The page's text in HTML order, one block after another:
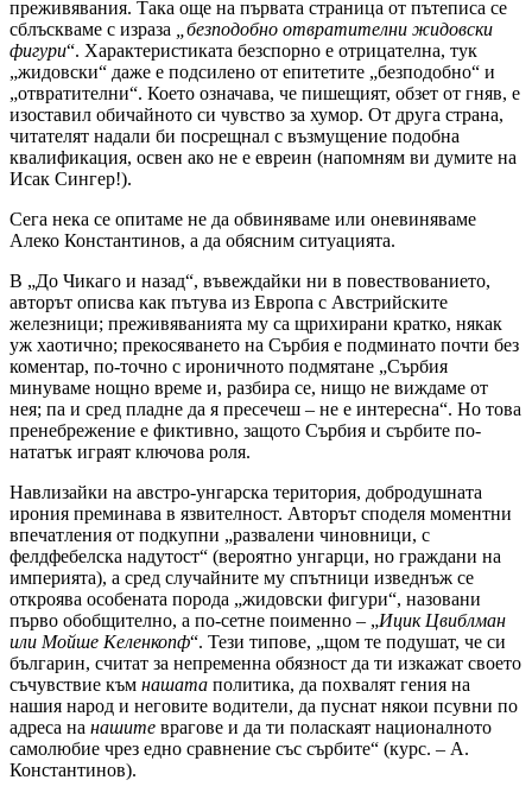
преживявания. Така още на първата страница от пътеписа се
сблъскваме с израза
„безподобно отвратителни жидовски
фигури“. Характеристиката безспорно е отрицателна, тук
„жидовски“ даже е подсилено от епитетите „безподобно“ и
„отвратителни“. Което означава, че пишещият, обзет от гняв, е
изоставил обичайното си чувство за хумор. От друга страна,
читателят надали би посрещнал с възмущение подобна
квалификация, освен ако не е евреин (напомням ви думите на
Исак Сингер!).
Сега нека се опитаме не да обвиняваме или оневиняваме
Алеко Константинов, а да обясним ситуацията.
В „До Чикаго и назад“, въвеждайки ни в повествованието,
авторът описва как пътува из Европа с Австрийските
железници; преживяванията му са щрихирани кратко, някак
уж хаотично; прекосяването на Сърбия е подминато почти без
коментар, по-точно с ироничното подмятане „Сърбия
минуваме нощно време и, разбира се, нищо не виждаме от
нея; па и сред пладне да я пресечеш – не е интересна“. Но това
пренебрежение е фиктивно, защото Сърбия и сърбите по-
нататък играят ключова роля.
Навлизайки на австро-унгарска територия, добродушната
ирония преминава в язвителност. Авторът споделя моментни
впечатления от подкупни „развалени чиновници, с
фелдфебелска надутост“ (вероятно унгарци, но граждани на
империята), а сред случайните му спътници изведнъж се
откроява особената порода „жидовски фигури“, назовани
първо обобщително, а по-сетне поименно – „Ицик Цвиблман
или Мойше Келенкопф“. Тези типове, „щом те подушат, че си
българин, считат за непременна обязност да ти изкажат своето
съчувствие към нашата политика, да похвалят гения на
нашия народ и неговите водители, да пуснат някои псувни по
адреса на нашите врагове и да ти поласкаят националното
самолюбие чрез едно сравнение със сърбите“ (курс. – А.
Константинов).